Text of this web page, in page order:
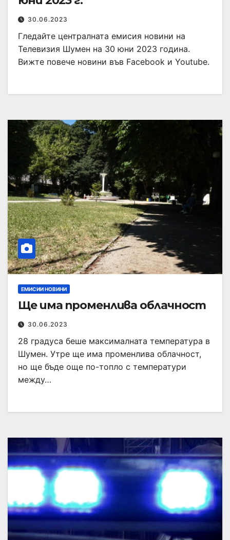
30.06.2023
Гледайте централната емисия новини на
Телевизия Шумен на 30 юни 2023 година.
Вижте повече новини във Facebook и Youtube.
ЕМИСИИ НОВИНИ
Ще има променлива облачност
30.06.2023
28 градуса беше максималната температура в
Шумен. Утре ще има променлива облачност,
но ще бъде още по-топло с температури
между…